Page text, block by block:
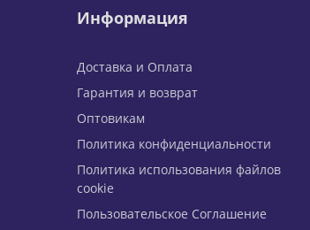
Информация
Доставка и Оплата
Гарантия и возврат
Оптовикам
Политика конфиденциальности
Политика использования файлов
cookie
Пользовательское Соглашение